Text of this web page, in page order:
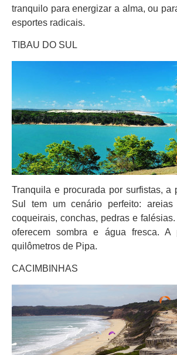
tranquilo para energizar a alma, ou
esportes radicais.
TIBAU DO SUL
Tranquila e procurada por surfistas, a
Sul tem um cenário perfeito: areias
coqueirais, conchas, pedras e
oferecem sombra e água fresca.
quilômetros de Pipa.
CACIMBINHAS